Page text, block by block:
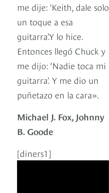
me dije: ‘Keith, dale solo
un toque a esa
guitarra’.Y lo hice.
Entonces llegó Chuck y
me dijo: ‘Nadie toca mi
guitarra’. Y me dio un
puñetazo en la cara».
Michael J. Fox, Johnny
B. Goode
[diners1]